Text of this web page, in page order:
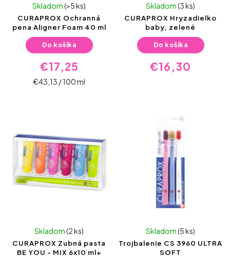
CURAPROX Ochranná
pena Aligner Foam 40 ml
Skladom(>5 ks)
€17,25
€43,13 / 100 ml
Do košíka
CURAPROX Hryzadielko
baby, zelené
Skladom(3 ks)
€16,30
Do košíka
CURAPROX Zubná pasta
BE YOU - MIX 6x10 ml+
Skladom(2 ks)
Trojbalenie CS 3960 ULTRA
SOFT
Skladom(5 ks)